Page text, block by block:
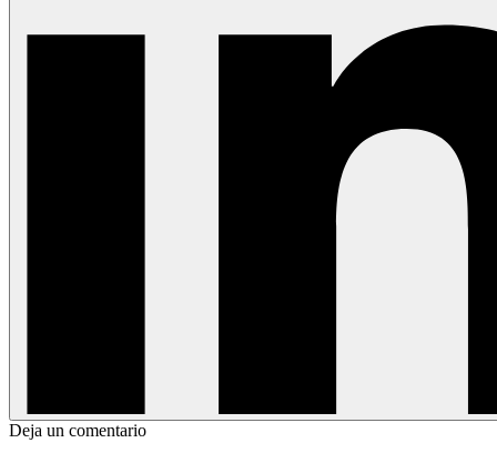
Deja un comentario